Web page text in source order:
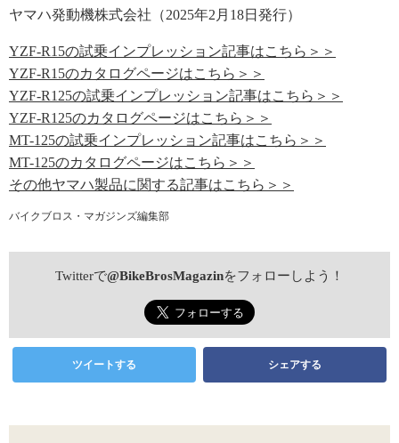
ヤマハ発動機株式会社（2025年2月18日発行）
YZF-R15の試乗インプレッション記事はこちら＞＞
YZF-R15のカタログページはこちら＞＞
YZF-R125の試乗インプレッション記事はこちら＞＞
YZF-R125のカタログページはこちら＞＞
MT-125の試乗インプレッション記事はこちら＞＞
MT-125のカタログページはこちら＞＞
その他ヤマハ製品に関する記事はこちら＞＞
バイクブロス・マガジンズ編集部
Twitterで@BikeBrosMagazinをフォローしよう！
ツイートする シェアする